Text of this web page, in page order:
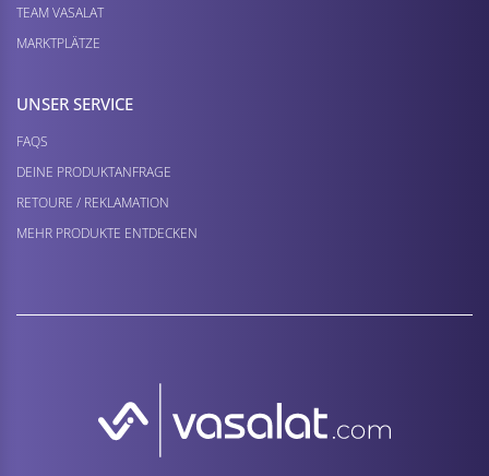
TEAM VASALAT
MARKTPLÄTZE
UNSER SERVICE
FAQS
DEINE PRODUKTANFRAGE
RETOURE / REKLAMATION
MEHR PRODUKTE ENTDECKEN